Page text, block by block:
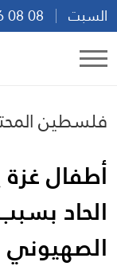
السبت
19:19
فلسطين
أطفال غزة
الحاد
الصهيوني